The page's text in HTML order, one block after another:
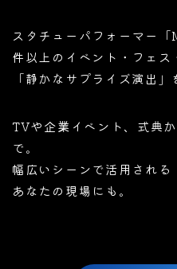
スタチューパフォーマー
件以上のイベント・フェス
「静かなサプライズ演出」
TVや企業イベント、式典
で。
幅広いシーンで活用され
あなたの現場にも。